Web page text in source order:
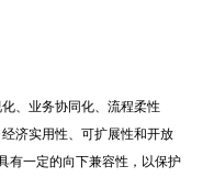
、业务协同化、流程柔性
济实用性、可扩展性和开放
有一定的向下兼容性，以保护